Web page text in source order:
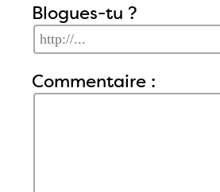
Blogues-tu ?
Commentaire :